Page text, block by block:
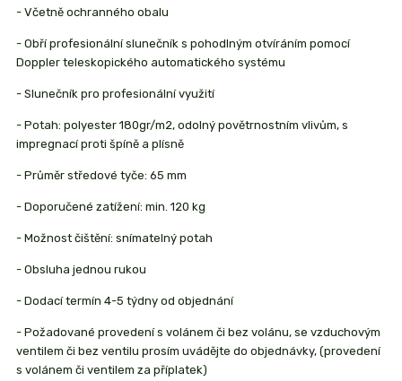
- Včetně ochranného obalu
- Obří profesionální slunečník s pohodlným otvíráním pomocí
Doppler teleskopického automatického systému
- Slunečník pro profesionální využití
- Potah: polyester 180gr/m2, odolný povětrnostním vlivům, s
impregnací proti špíně a plísně
- Průměr středové tyče: 65 mm
- Doporučené zatížení: min. 120 kg
- Možnost čištění: snímatelný potah
- Obsluha jednou rukou
- Dodací termín 4-5 týdny od objednání
- Požadované provedení s volánem či bez volánu, se vzduchovým
ventilem či bez ventilu prosím uvádějte do objednávky, (provedení
s volánem či ventilem za příplatek)